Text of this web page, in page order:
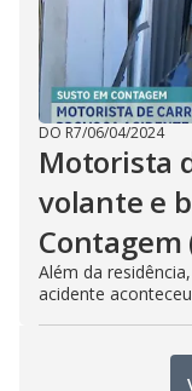
DO R7/06/04/2024
Motorista
volante e
Contagem
Além da
acidente